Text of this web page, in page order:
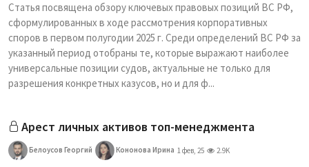
Статья посвящена обзору ключевых правовых позиций ВС РФ,
сформулированных в ходе рассмотрения корпоративных
споров в первом полугодии 2025 г. Среди определений ВС РФ за
указанный период отобраны те, которые выражают наиболее
универсальные позиции судов, актуальные не только для
разрешения конкретных казусов, но и для ф...
Арест личных активов топ-менеджмента
Белоусов Георгий Кононова Ирина 1 фев, 25 2.9K